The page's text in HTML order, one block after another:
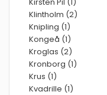
Klintholm (2)
Knipling (1)
Kongeå (1)
Kroglas (2)
Kronborg (1)
Krus (1)
Kvadrille (1)